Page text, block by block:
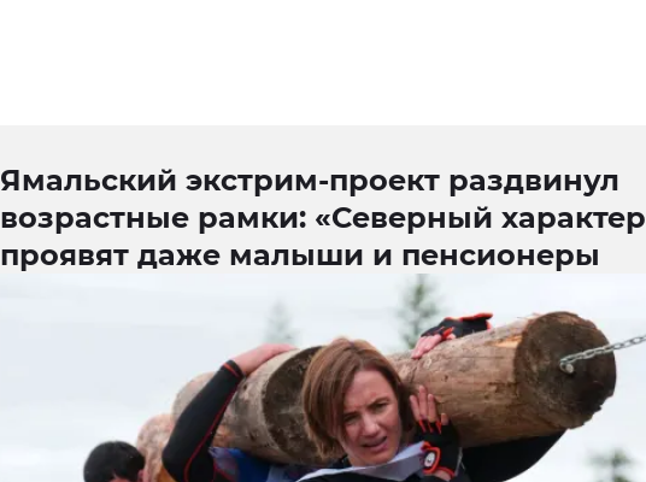
Ямальский экстрим-проект раздвинул
возрастные рамки: «Северный
проявят даже малыши и пенсионеры